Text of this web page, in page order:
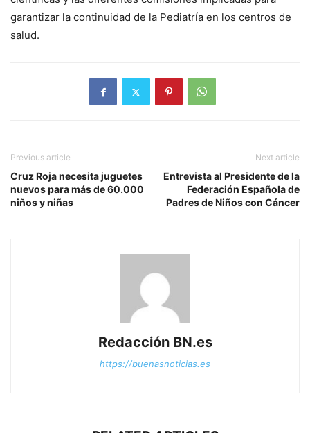
garantizar la continuidad de la Pediatría en los centros de
salud.
Previous article
Cruz Roja necesita juguetes
nuevos para más de 60.000
niños y niñas
Next article
Entrevista al Presidente de la
Federación Española de
Padres de Niños con Cáncer
Redacción BN.es
https://buenasnoticias.es